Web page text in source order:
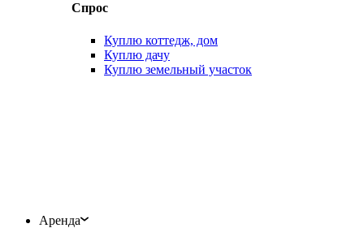
Спрос
Куплю коттедж, дом
Куплю дачу
Куплю земельный участок
Аренда